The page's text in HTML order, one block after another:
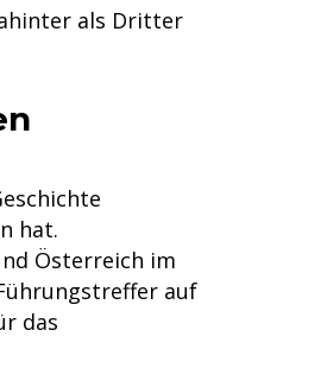
als Dritter
hat.
Österreich im
auf
das